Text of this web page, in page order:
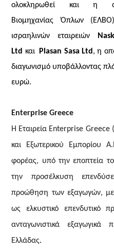
ολοκληρωθεί και η
Βιομηχανίας Όπλων
ισραηλινών εταιρειών
Ltd και Plasan Sasa Ltd , η
διαγωνισμό υποβάλλοντας
ευρώ.
Enterprise Greece
Η Εταιρεία Enterprise Greece
και Εξωτερικού Εμπορίου
φορέας, υπό την εποπτεία
την προσέλκυση
προώθηση των εξαγωγών,
ως ελκυστικό επενδυτικό
ανταγωνιστικά εξαγωγικά
Ελλάδας.